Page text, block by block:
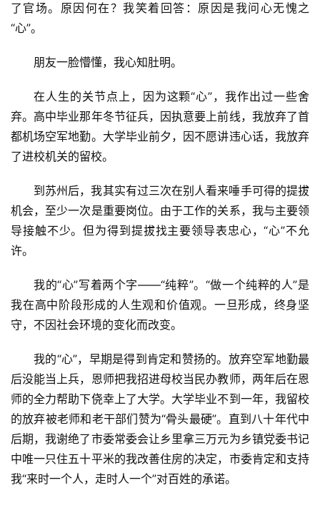
了官场。原因何在？我笑着回答：原因是我问心无愧之
“心”。
朋友一脸懵懂，我心知肚明。
在人生的关节点上，因为这颗“心”，我作出过一些舍
弃。高中毕业那年冬节征兵，因执意要上前线，我放弃了首
都机场空军地勤。大学毕业前夕，因不愿讲违心话，我放弃
了进校机关的留校。
到苏州后，我其实有过三次在别人看来唾手可得的提拔
机会，至少一次是重要岗位。由于工作的关系，我与主要领
导接触不少。但为得到提拔找主要领导表忠心，“心”不允
许。
我的“心”写着两个字——“纯粹”。“做一个纯粹的人”是
我在高中阶段形成的人生观和价值观。一旦形成，终身坚
守，不因社会环境的变化而改变。
我的“心”，早期是得到肯定和赞扬的。放弃空军地勤最
后没能当上兵，恩师把我招进母校当民办教师，两年后在恩
师的全力帮助下侥幸上了大学。大学毕业不到一年，我留校
的放弃被老师和老干部们赞为“骨头最硬”。直到八十年代中
后期，我谢绝了市委常委会让乡里拿三万元为乡镇党委书记
中唯一只住五十平米的我改善住房的决定，市委肯定和支持
我“来时一个人，走时人一个”对百姓的承诺。